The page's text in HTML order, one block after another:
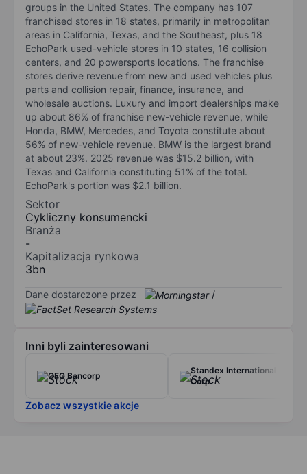
groups in the United States. The company has 107
franchised stores in 18 states, primarily in metropolitan
areas in California, Texas, and the Southeast, plus 18
EchoPark used-vehicle stores in 10 states, 16 collision
centers, and 20 powersports locations. The franchise
stores derive revenue from new and used vehicles plus
parts and collision repair, finance, insurance, and
wholesale auctions. Luxury and import dealerships make
up about 86% of franchise new-vehicle revenue, while
Honda, BMW, Mercedes, and Toyota constitute about
56% of new-vehicle revenue. BMW is the largest brand
at about 23%. 2025 revenue was $15.2 billion, with
Texas and California constituting 51% of the total.
EchoPark's portion was $2.1 billion.
Sektor
Cykliczny konsumencki
Branża
-
Kapitalizacja rynkowa
3bn
Dane dostarczone przez /
Inni byli zainteresowani
OFG Bancorp
Standex International
Corp.
Zobacz wszystkie akcje